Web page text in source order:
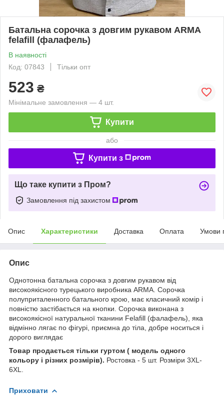
Батальна сорочка з довгим рукавом ARMA
felafill (фалафель)
В наявності
Код: 07843
Тільки опт
523 ₴
Мінімальне замовлення — 4 шт.
Купити
або
Купити з
Що таке купити з Пром?
Замовлення під захистом
Опис Характеристики Доставка Оплата Умови
Опис
Однотонна батальна сорочка з довгим рукавом від
високоякісного турецького виробника ARMA. Сорочка
полуприталенного батального крою, має класичний комір і
повністю застібається на кнопки. Сорочка виконана з
високоякісної натуральної тканини Felafill (фалафель), яка
відмінно лягає по фігурі, приємна до тіла, добре носиться і
дорого виглядає
Товар продається тільки гуртом ( модель одного
кольору і різних розмірів). Ростовка - 5 шт. Розміри 3XL-
6XL.
Приховати